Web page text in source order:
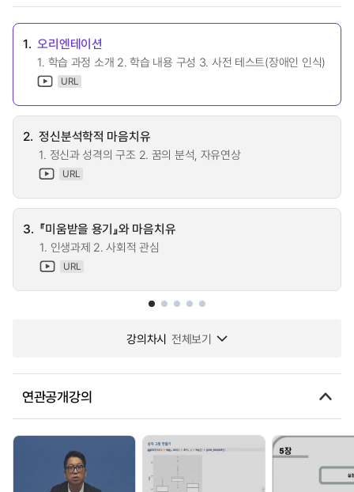
1. 오리엔테이션
1. 학습 과정 소개 2. 학습 내용 구성 3. 사전 테스트(장애인 인식)
URL
2. 정신분석학적 마음치유
1. 정신과 성격의 구조 2. 꿈의 분석, 자유연상
URL
3. 『미움받을 용기』와 마음치유
1. 인생과제 2. 사회적 관심
URL
강의차시 전체보기
연관공개강의